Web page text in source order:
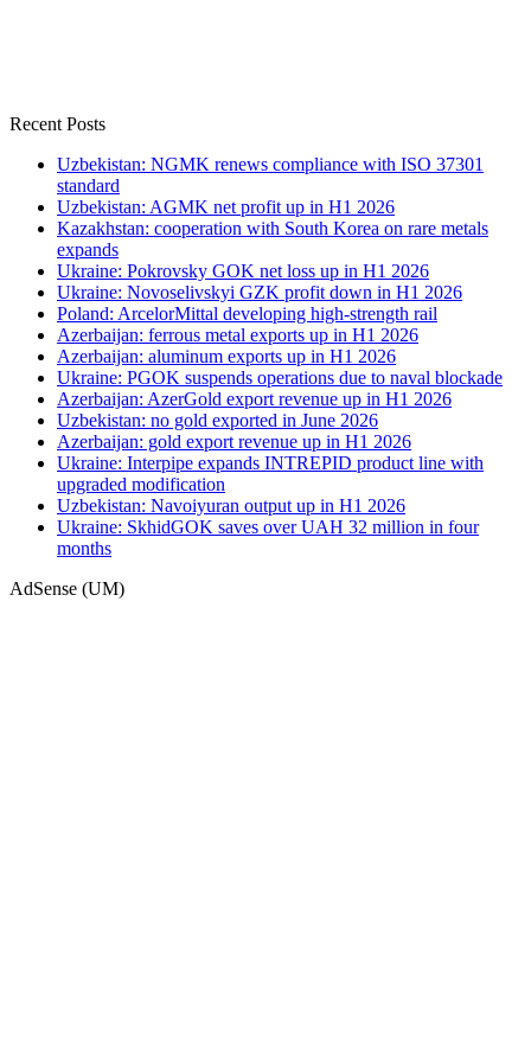
Recent Posts
Uzbekistan: NGMK renews compliance with ISO 37301
standard
Uzbekistan: AGMK net profit up in H1 2026
Kazakhstan: cooperation with South Korea on rare metals
expands
Ukraine: Pokrovsky GOK net loss up in H1 2026
Ukraine: Novoselivskyi GZK profit down in H1 2026
Poland: ArcelorMittal developing high-strength rail
Azerbaijan: ferrous metal exports up in H1 2026
Azerbaijan: aluminum exports up in H1 2026
Ukraine: PGOK suspends operations due to naval blockade
Azerbaijan: AzerGold export revenue up in H1 2026
Uzbekistan: no gold exported in June 2026
Azerbaijan: gold export revenue up in H1 2026
Ukraine: Interpipe expands INTREPID product line with
upgraded modification
Uzbekistan: Navoiyuran output up in H1 2026
Ukraine: SkhidGOK saves over UAH 32 million in four
months
AdSense (UM)